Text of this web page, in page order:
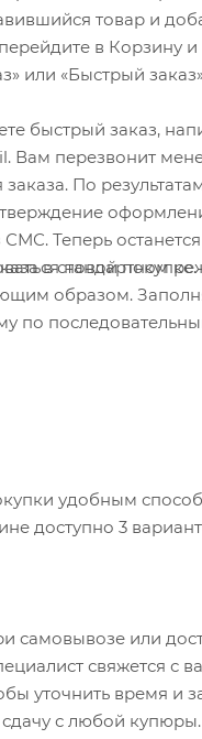
товар и
в Корзину
или «Быстрый
быстрый заказ,
Вам перезвонит
заказа. По
СМС. Теперь
новой покупке.
в стандартном
образом.
по
заказ».
удобным
доступно 3
самовывозе или
свяжется с
уточнить время и
сдачу с любой